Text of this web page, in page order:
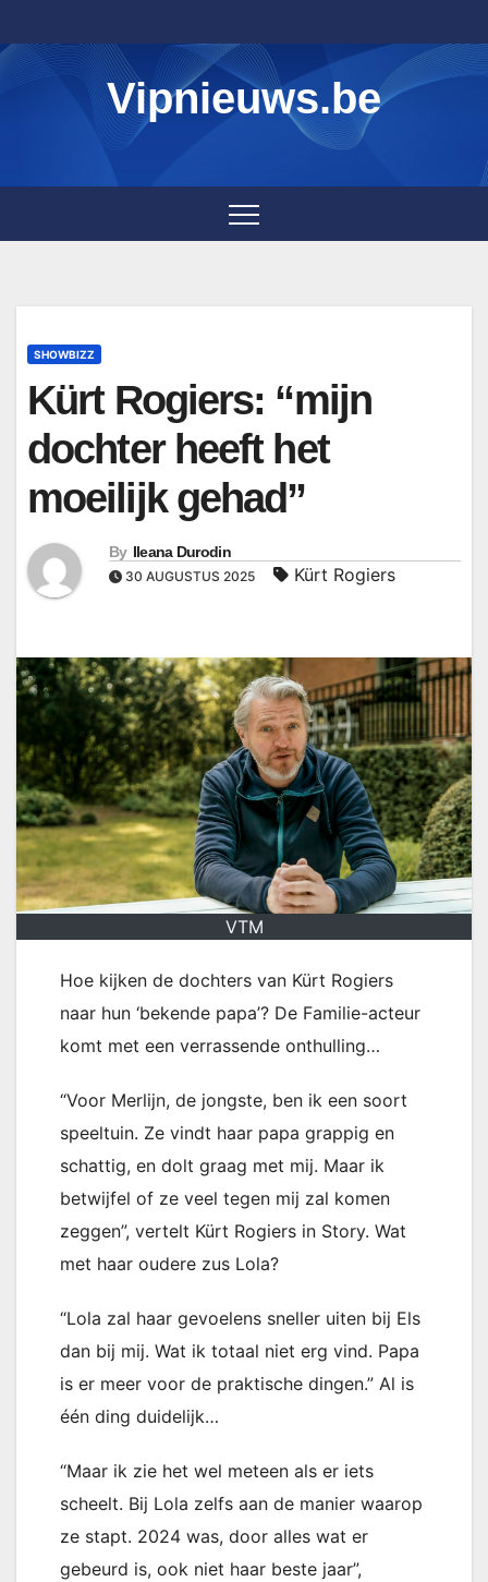
to
content
Vipnieuws.be
SHOWBIZZ
Kürt Rogiers: “mijn
dochter heeft het
moeilijk gehad”
By Ileana Durodin
30 AUGUSTUS 2025 Kürt Rogiers
VTM
Hoe kijken de dochters van Kürt Rogiers
naar hun ‘bekende papa’? De Familie-acteur
komt met een verrassende onthulling…
“Voor Merlijn, de jongste, ben ik een soort
speeltuin. Ze vindt haar papa grappig en
schattig, en dolt graag met mij. Maar ik
betwijfel of ze veel tegen mij zal komen
zeggen”, vertelt Kürt Rogiers in Story. Wat
met haar oudere zus Lola?
“Lola zal haar gevoelens sneller uiten bij Els
dan bij mij. Wat ik totaal niet erg vind. Papa
is er meer voor de praktische dingen.” Al is
één ding duidelijk…
“Maar ik zie het wel meteen als er iets
scheelt. Bij Lola zelfs aan de manier waarop
ze stapt. 2024 was, door alles wat er
gebeurd is, ook niet haar beste jaar”,